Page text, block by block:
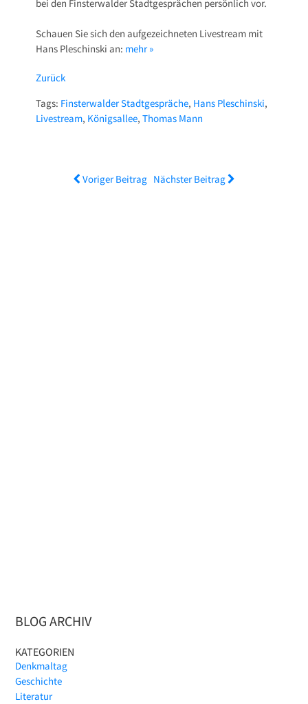
bei den Finsterwalder Stadtgesprächen persönlich vor.
Schauen Sie sich den aufgezeichneten Livestream mit
Hans Pleschinski an: mehr »
Zurück
Tags: Finsterwalder Stadtgespräche, Hans Pleschinski,
Livestream, Königsallee,Thomas Mann
Voriger Beitrag Nächster Beitrag
BLOG ARCHIV
KATEGORIEN
Denkmaltag
Geschichte
Literatur